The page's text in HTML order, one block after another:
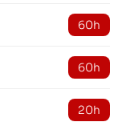
60h
60h
20h